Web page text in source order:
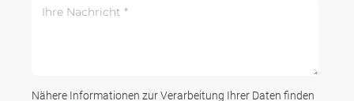
Nähere Informationen zur Verarbeitung Ihrer Daten finden